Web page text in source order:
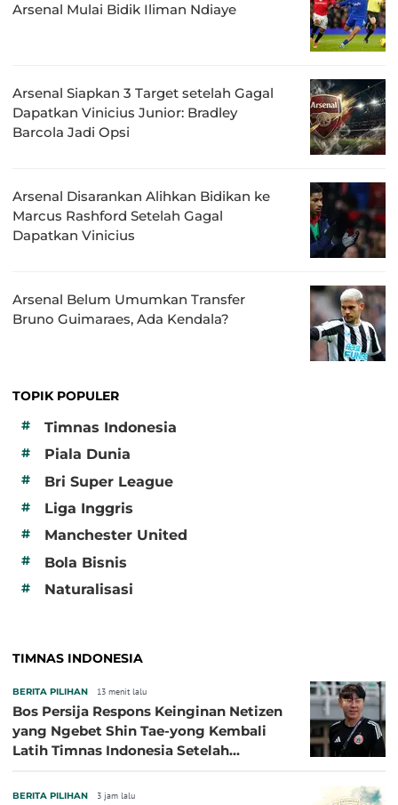
Arsenal Mulai Bidik Iliman Ndiaye
Arsenal Siapkan 3 Target setelah Gagal
Dapatkan Vinicius Junior: Bradley
Barcola Jadi Opsi
Arsenal Disarankan Alihkan Bidikan ke
Marcus Rashford Setelah Gagal
Dapatkan Vinicius
Arsenal Belum Umumkan Transfer
Bruno Guimaraes, Ada Kendala?
TOPIK POPULER
#
Timnas Indonesia
# Piala Dunia
# Bri Super League
# Liga Inggris
# Manchester United
# Bola Bisnis
# Naturalisasi
TIMNAS INDONESIA
BERITA PILIHAN 13 menit lalu
Bos Persija Respons Keinginan Netizen
yang Ngebet Shin Tae-yong Kembali
Latih Timnas Indonesia Setelah
BERITA PILIHAN 3 jam lalu